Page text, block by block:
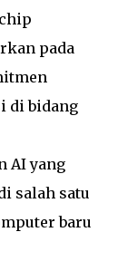
pada
di bidang
AI yang
salah satu
baru